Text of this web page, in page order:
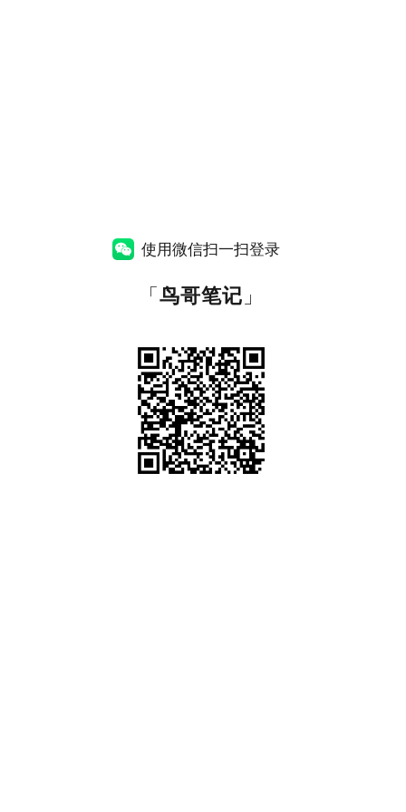
使用微信扫一扫登录
「鸟哥笔记 」